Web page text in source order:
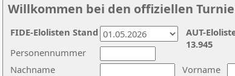
Willkommen bei den offiziellen
Nachname
Vorname
Personennummer
AUT-
13.945
FIDE-Elolisten Stand